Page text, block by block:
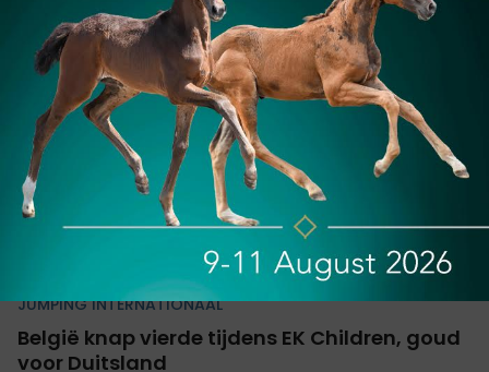
JUMPING INTERNATIONAAL
België knap vierde tijdens EK Children, goud
voor Duitsland